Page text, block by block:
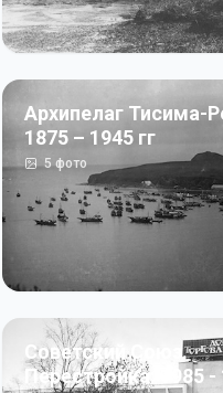
Архипелаг Тисима-
1875 – 1945 гг
5фото
Советский Союз.
Перестройка: 1985 -